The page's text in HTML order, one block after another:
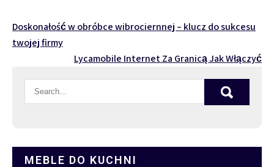
Nawigacja
wpisu
Doskonałość w obróbce wibrociernnej – klucz do sukcesu
twojej firmy
Lycamobile Internet Za Granicą Jak Włączyć
MEBLE DO KUCHNI